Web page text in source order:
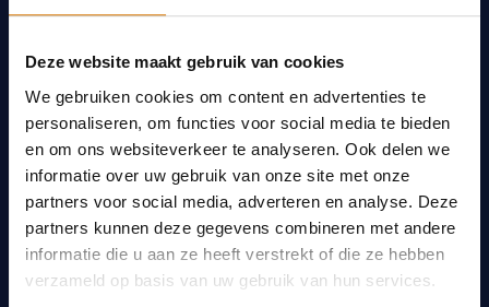
Deze website maakt gebruik van cookies
We gebruiken cookies om content en advertenties te
personaliseren, om functies voor social media te bieden
en om ons websiteverkeer te analyseren. Ook delen we
informatie over uw gebruik van onze site met onze
partners voor social media, adverteren en analyse. Deze
partners kunnen deze gegevens combineren met andere
informatie die u aan ze heeft verstrekt of die ze hebben
verzameld op basis van uw gebruik van hun services.